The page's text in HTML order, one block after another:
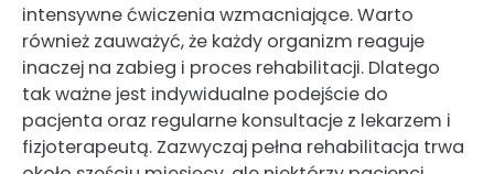
intensywne ćwiczenia wzmacniające. Warto
również zauważyć, że każdy organizm reaguje
inaczej na zabieg i proces rehabilitacji. Dlatego
tak ważne jest indywidualne podejście do
pacjenta oraz regularne konsultacje z lekarzem i
fizjoterapeutą. Zazwyczaj pełna rehabilitacja trwa